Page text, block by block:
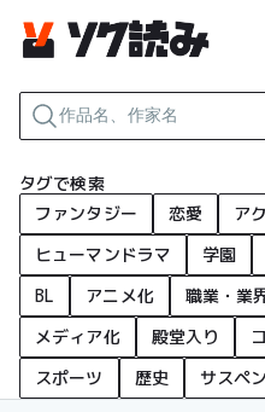
タグで検索
ファンタジー
恋愛 ア
ヒューマンドラマ
学園
BL
アニメ化 職業・業
メディア化
殿堂入り
スポーツ
歴史 サスペ